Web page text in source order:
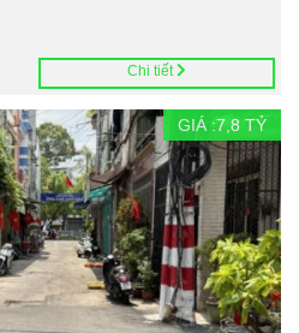
Chi tiết
GIÁ :7,8 TỶ